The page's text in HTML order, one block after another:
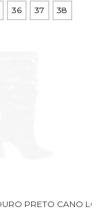
36 37 38
CECCONELLO
PRETO CANO